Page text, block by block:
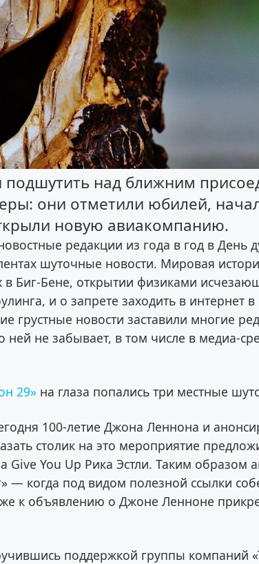
подшутить над ближним
они отметили юбилей,
новую авиакомпанию.
редакции из года в год в День
шуточные новости. Мировая
в Биг-Бене, открытии физиками
и о запрете заходить в интернет
грустные новости заставили многие
ней не забывает, в том числе в медиа-
29» на глаза попались три местные
100-летие Джона Леннона и
столик на это мероприятие
Give You Up Рика Эстли. Таким образом
— когда под видом полезной ссылки
к объявлению о Джоне Ленноне
поддержкой группы компаний